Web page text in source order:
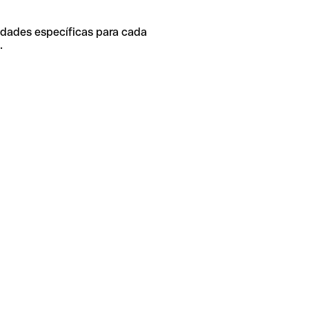
específicas para cada